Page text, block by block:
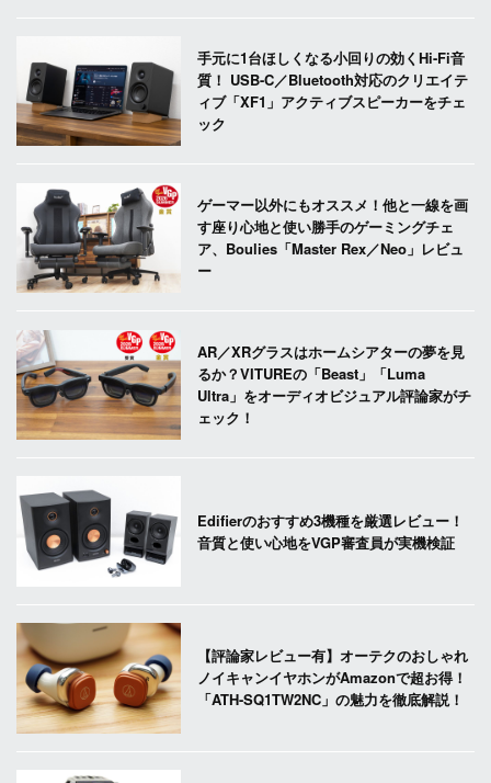
手元に1台ほしくなる小回りの効くHi-Fi音
質！ USB-C／Bluetooth対応のクリエイテ
ィブ「XF1」アクティブスピーカーをチェ
ック
ゲーマー以外にもオススメ！他と一線を画
す座り心地と使い勝手のゲーミングチェ
ア、Boulies「Master Rex／Neo」レビュ
ー
AR／XRグラスはホームシアターの夢を見
るか？VITUREの「Beast」「Luma
Ultra」をオーディオビジュアル評論家がチ
ェック！
Edifierのおすすめ3機種を厳選レビュー！
音質と使い心地をVGP審査員が実機検証
【評論家レビュー有】オーテクのおしゃれ
ノイキャンイヤホンがAmazonで超お得！
「ATH-SQ1TW2NC」の魅力を徹底解説！